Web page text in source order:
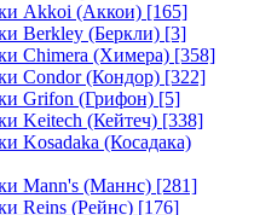
Akkoi (Аккои) [165]
Berkley (Беркли) [3]
Chimera (Химера) [358]
Condor (Кондор) [322]
Grifon (Грифон) [5]
Keitech (Кейтеч) [338]
Kosadaka (Косадака)
Mann's (Маннс) [281]
Reins (Рейнс) [176]